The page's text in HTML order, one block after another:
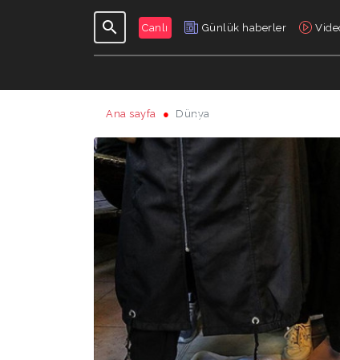
Canlı Günlük haberler
GÜNLÜK
Ana sayfa Dünya